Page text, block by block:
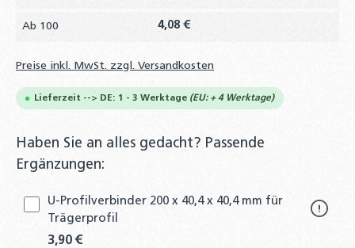
Ab 100 4,08 €
Preise inkl. MwSt. zzgl. Versandkosten
Lieferzeit --> DE: 1 - 3 Werktage (EU: + 4 Werktage)
Haben Sie an alles gedacht? Passende
Ergänzungen:
U-Profilverbinder 200 x 40,4 x 40,4 mm für
Trägerprofil
3,90 €